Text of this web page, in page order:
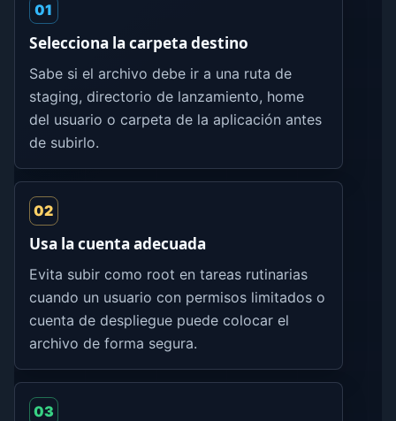
01
Selecciona la carpeta destino
Sabe si el archivo debe ir a una ruta de
staging, directorio de lanzamiento, home
del usuario o carpeta de la aplicación antes
de subirlo.
02
Usa la cuenta adecuada
Evita subir como root en tareas rutinarias
cuando un usuario con permisos limitados o
cuenta de despliegue puede colocar el
archivo de forma segura.
03